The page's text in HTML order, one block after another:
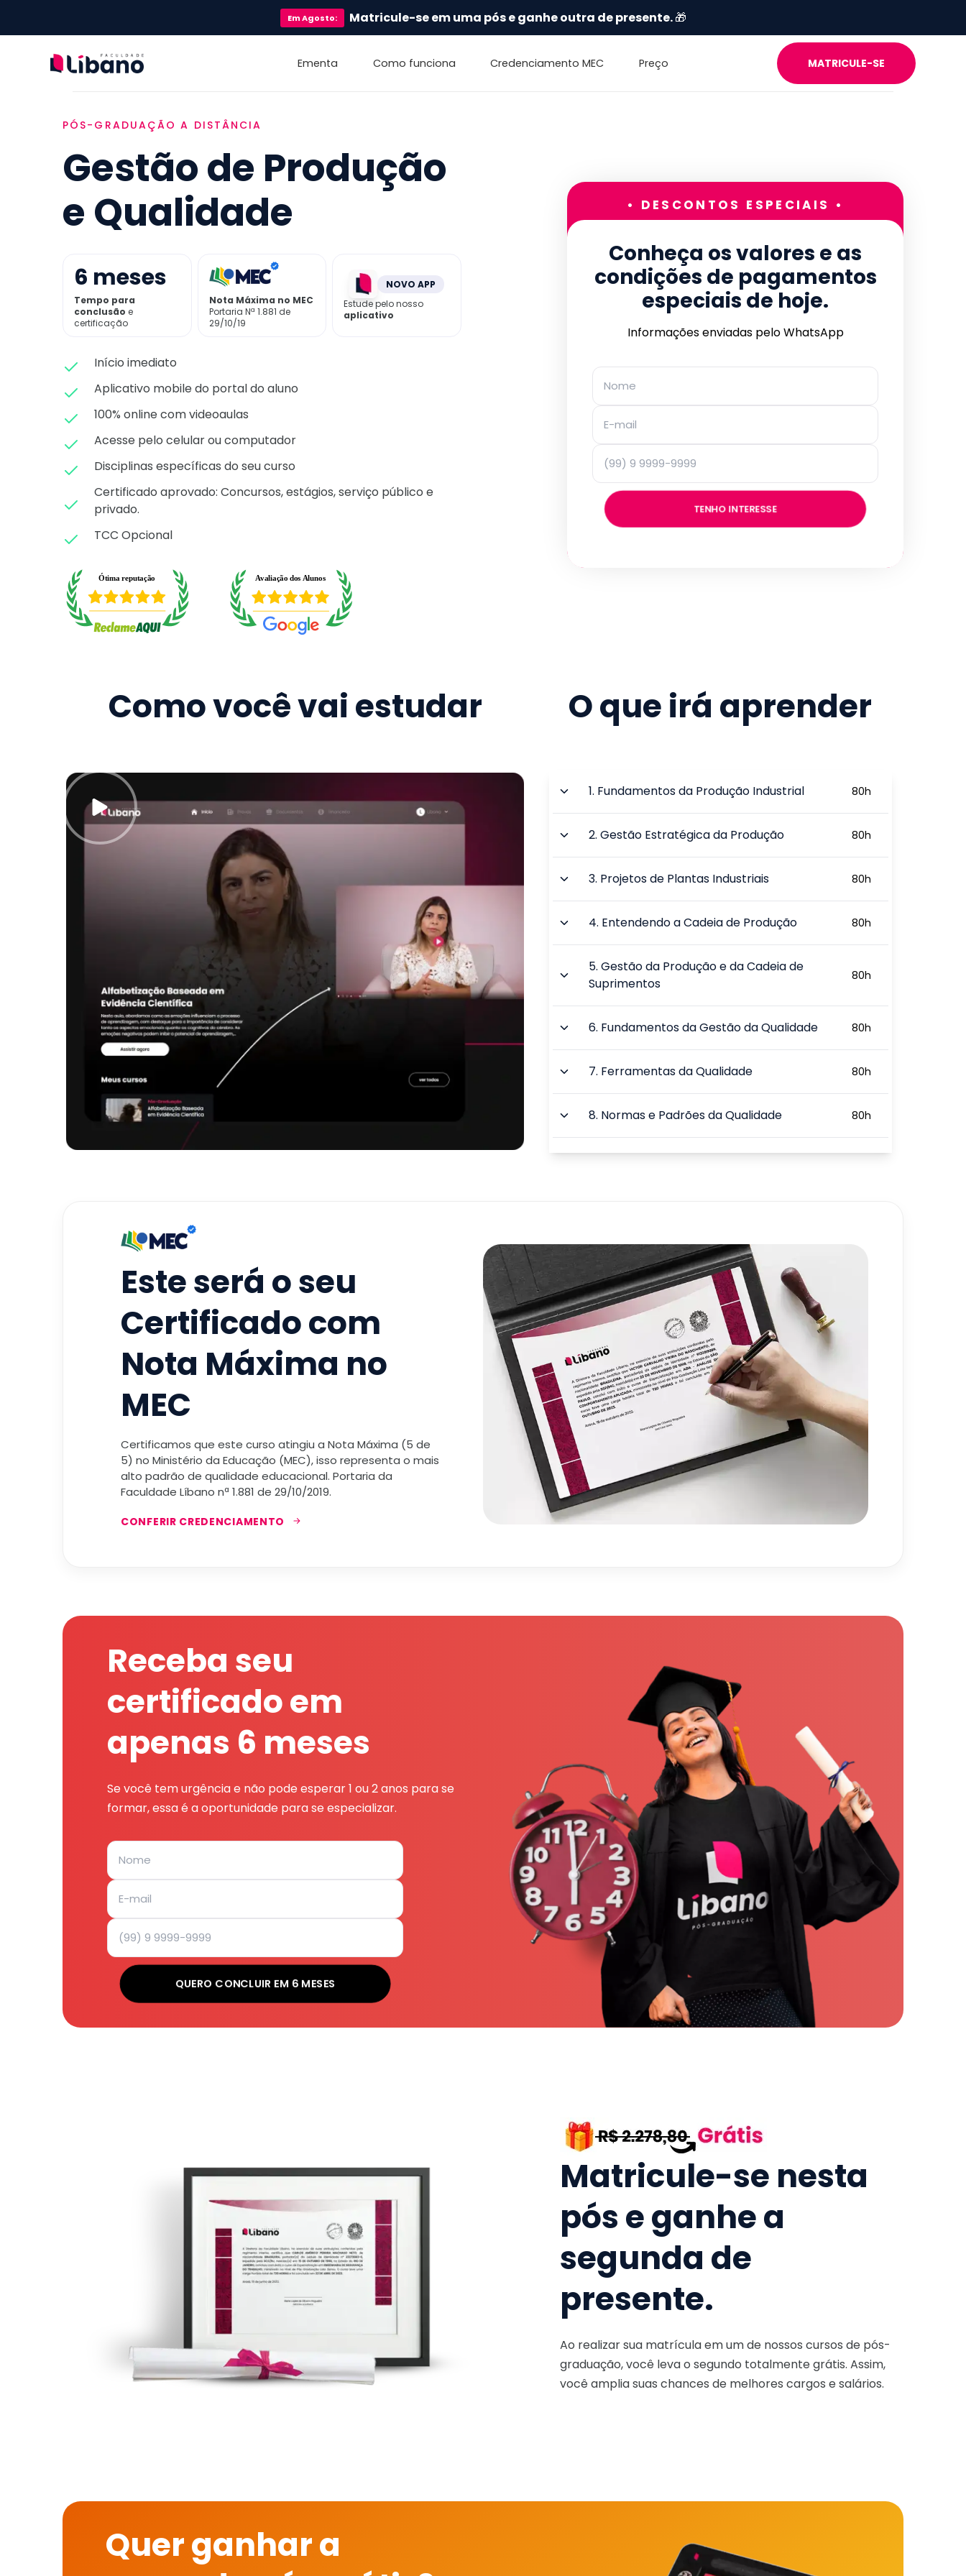
EmAgosto: Matricule-se em uma pós e ganhe outra de presente.🎁
Ementa Como funciona Credenciamento MEC Preço MATRICULE-SE
PÓS-GRADUAÇÃO A DISTÂNCIA
Gestão de Produção
e Qualidade
6 meses
Tempo para
conclusão e
certificação
Nota Máxima no MEC
Portaria Nª 1.881 de
29/10/19
NOVO APP
Estude pelo nosso
aplicativo
Início imediato
Aplicativo mobile do portal do aluno
100% online com videoaulas
Acesse pelo celular ou computador
Disciplinas específicas do seu curso
Certificado aprovado: Concursos, estágios, serviço público e
privado.
TCC Opcional
• DESCONTOS ESPECIAIS •
Conheça os valores e as
condições de pagamentos
especiais de hoje.
Informações enviadas pelo WhatsApp
TENHO INTERESSE
Como você vai estudar O que irá aprender
1. Fundamentos da Produção Industrial 80h
2.Gestão Estratégica da Produção 80h
3. Projetos de Plantas Industriais 80h
4. Entendendo a Cadeia de Produção 80h
5.Gestão da Produção e da Cadeia de
Suprimentos
80h
6. Fundamentos da Gestão da Qualidade 80h
7. Ferramentas da Qualidade 80h
8. Normas e Padrões da Qualidade 80h
9.Meios Auxiliares na Gestão da Qualidade
Este será o seu
Certificado com
Nota Máxima no
MEC
Certificamos que este curso atingiu a Nota Máxima (5 de
5) no Ministério da Educação (MEC), isso representa o mais
alto padrão de qualidade educacional. Portaria da
Faculdade Líbano nª 1.881 de 29/10/2019.
CONFERIR CREDENCIAMENTO
Receba seu
certificado em
apenas 6 meses
Se você tem urgência e não pode esperar 1 ou 2 anos para se
formar, essa é a oportunidade para se especializar.
QUERO CONCLUIR EM 6 MESES
Matricule-se nesta
pós e ganhe a
segunda de
presente.
Ao realizar sua matrícula em um de nossos cursos de pós-
graduação, você leva o segundo totalmente grátis. Assim,
você amplia suas chances de melhores cargos e salários.
Quer ganhar a